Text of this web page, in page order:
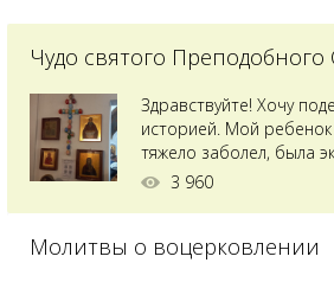
Здравствуйте! Хочу
историей. Мой
тяжело заболел, была
сложнейшая операция,
святого Владимира я
3 960
Молитвы о воцерковлении